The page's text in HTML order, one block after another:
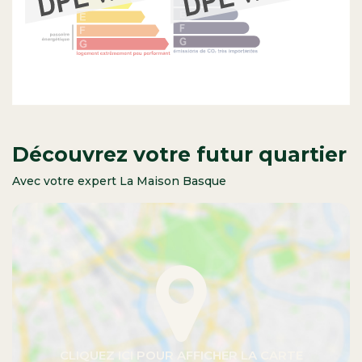
Découvrez votre futur quartier
Avec votre expert La Maison Basque